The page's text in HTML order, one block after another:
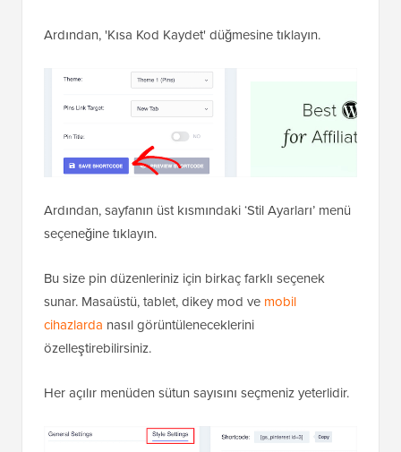
Ardından, 'Kısa Kod Kaydet' düğmesine tıklayın.
Ardından, sayfanın üst kısmındaki ‘Stil Ayarları’ menü
seçeneğine tıklayın.
Bu size pin düzenleriniz için birkaç farklı seçenek
sunar. Masaüstü, tablet, dikey mod ve mobil
cihazlarda nasıl görüntüleneceklerini
özelleştirebilirsiniz.
Her açılır menüden sütun sayısını seçmeniz yeterlidir.